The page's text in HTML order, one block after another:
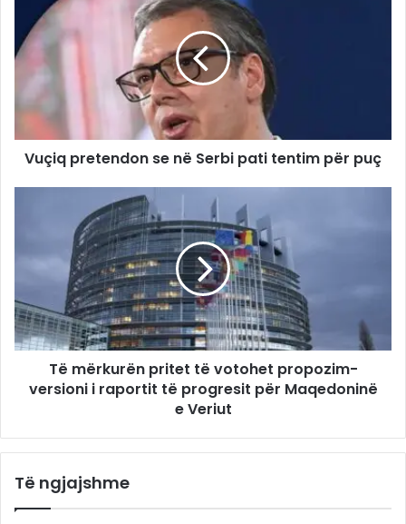
Vuçiq pretendon se në Serbi pati tentim për puç
Të mërkurën pritet të votohet propozim-
versioni i raportit të progresit për Maqedoninë
e Veriut
Të ngjajshme